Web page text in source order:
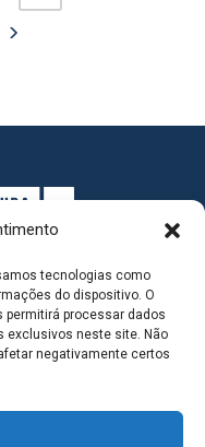
tecnologias como
do dispositivo. O
processar dados
exclusivos neste site. Não
negativamente certos